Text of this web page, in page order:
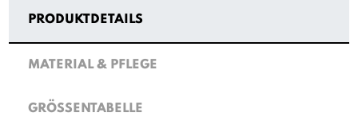
PRODUKTDETAILS
MATERIAL & PFLEGE
GRÖSSENTABELLE